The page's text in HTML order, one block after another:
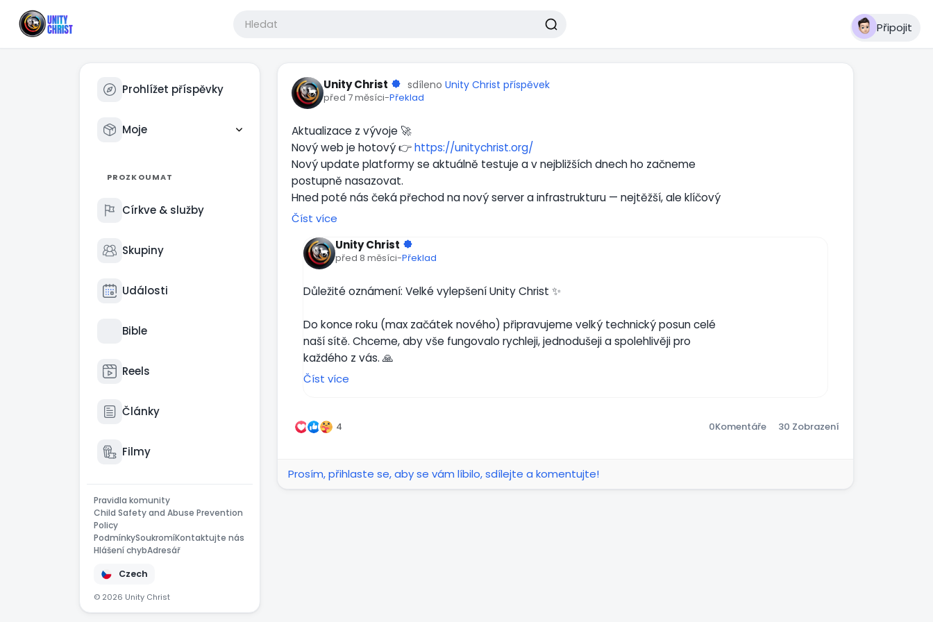
Připojit
Prohlížet příspěvky
Moje
PROZKOUMAT
Církve & služby
Skupiny
Události
Bible
Reels
Články
Filmy
Pravidla komunity
Child Safety and Abuse Prevention
Policy
PodmínkySoukromíKontaktujte nás
Hlášení chybAdresář
Czech
© 2026 Unity Christ
Unity Christ sdíleno Unity Christ příspěvek
před 7 měsíci-Překlad
Aktualizace z vývoje 🚀
Nový web je hotový 👉https://unitychrist.org/
Nový update platformy se aktuálně testuje a v nejbližších dnech ho začneme
postupně nasazovat.
Hned poté nás čeká přechod na nový server a infrastrukturu — nejtěžší, ale klíčový
krok celého procesu.
systematicky ladí a odstraňují chyby.
Nezastavujeme se. Stavíme stabilní základ pro další růst.
Číst více
Unity Christ
před 8 měsíci-Překlad
Důležité oznámení: Velké vylepšení Unity Christ ✨
Do konce roku (max začátek nového) připravujeme velký technický posun celé
naší sítě. Chceme, aby vše fungovalo rychleji, jednodušeji a spolehlivěji pro
každého z vás. 🙏
• 🌐 Nové webové stránky – modernější vzhled
infrastruktura
Číst více
4 0Komentáře 30 Zobrazení
Prosím, přihlaste se, aby se vám líbilo, sdílejte a komentujte!